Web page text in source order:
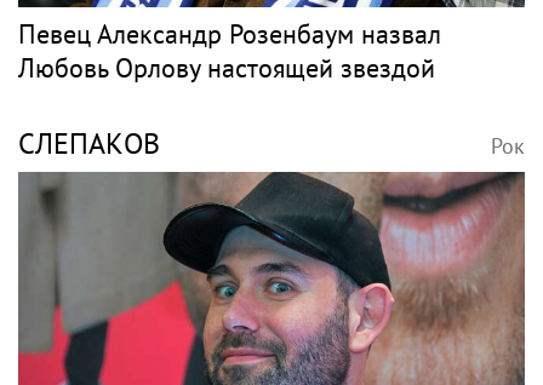
Певец Александр Розенбаум назвал
Любовь Орлову настоящей звездой
СЛЕПАКОВ Рок